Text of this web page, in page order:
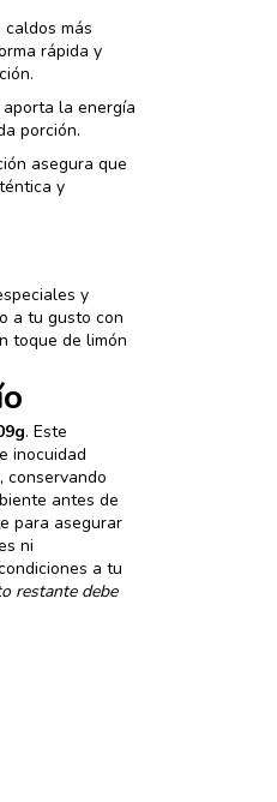
más
rápida y
la energía
porción.
asegura que
y
y
a tu gusto con
toque de limón
. Este
inocuidad
conservando
antes de
para asegurar
ni
a tu
restante debe